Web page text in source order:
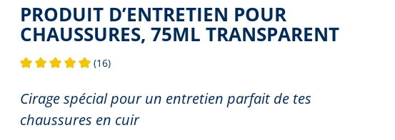
PRODUIT D’ENTRETIEN POUR
CHAUSSURES, 75ML TRANSPARENT
(16)
Cirage spécial pour un entretien parfait de tes
chaussures en cuir